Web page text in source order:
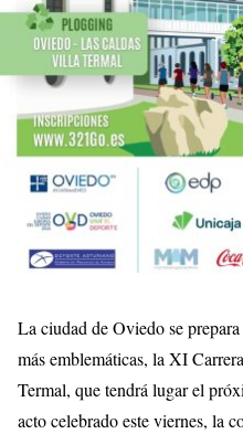
La ciudad de Oviedo se
más emblemáticas, la XI
Termal, que tendrá lugar el
acto celebrado este viernes, la